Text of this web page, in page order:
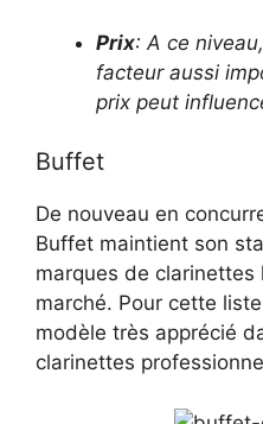
Prix: A ce
facteur aussi
prix peut
Buffet
De nouveau en
Buffet maintient son
marques de clarinettes
marché. Pour cette
modèle très apprécié
clarinettes